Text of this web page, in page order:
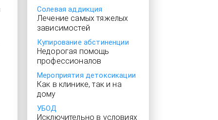
Солевая аддикция
Лечение самых тяжелых
зависимостей
Купирование абстиненции
Недорогая помощь
профессионалов
Мероприятия детоксикации
Как в клинике, так и на
дому
УБОД
Исключительно в условиях